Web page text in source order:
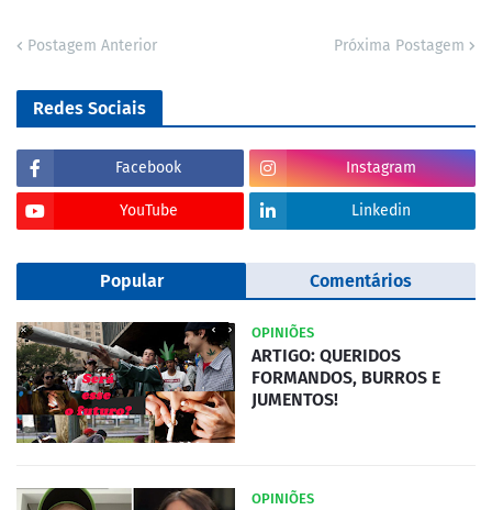
Postagem Anterior Próxima Postagem
Redes Sociais
Facebook Instagram
YouTube Linkedin
Popular Comentários
OPINIÕES
ARTIGO: QUERIDOS
FORMANDOS, BURROS E
JUMENTOS!
OPINIÕES